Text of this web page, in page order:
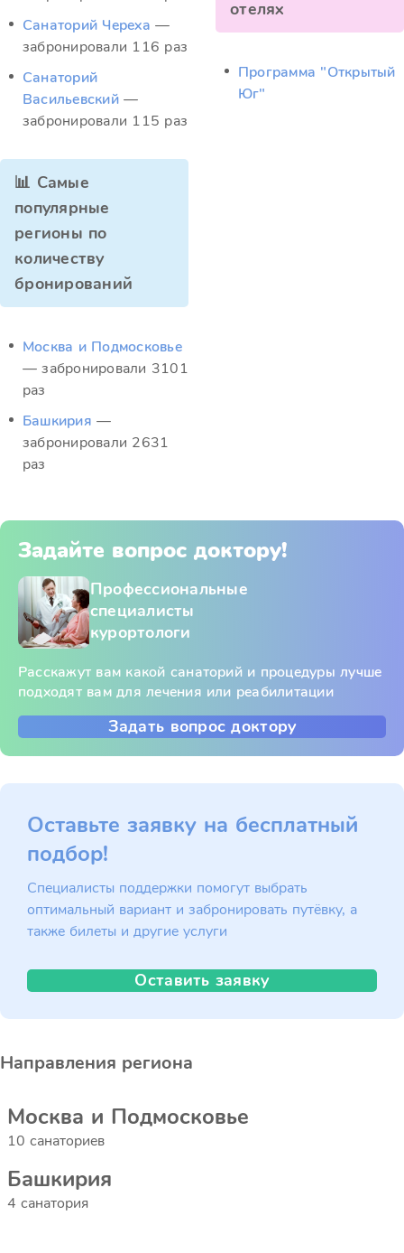
Санаторий Череха —
забронировали 116 раз
Санаторий
Васильевский —
забронировали 115 раз
📊 Самые
популярные
регионы по
количеству
бронирований
Москва и Подмосковье
— забронировали 3101
раз
Башкирия —
забронировали 2631
раз
отелях
Программа "Открытый
Юг"
Задайте вопрос доктору!
Профессиональные
специалисты
курортологи
Расскажут вам какой санаторий и процедуры лучше
подходят вам для лечения или реабилитации
Задать вопрос доктору
Оставьте заявку на бесплатный
подбор!
Специалисты поддержки помогут выбрать
оптимальный вариант и забронировать путёвку, а
также билеты и другие услуги
Оставить заявку
Направления региона
Москва и Подмосковье
10 санаториев
Башкирия
4 санатория